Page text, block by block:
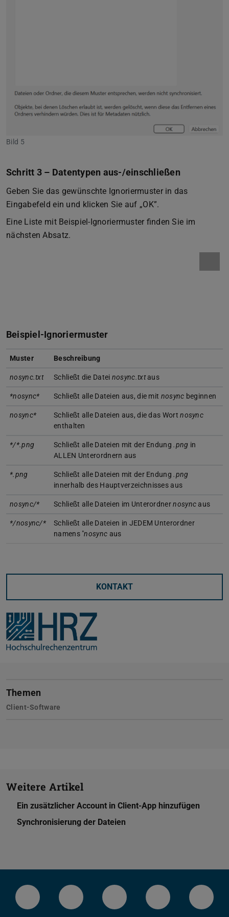
Bild 5
Schritt 3 – Datentypen aus-/einschließen
Geben Sie das gewünschte Ignoriermuster in das
Eingabefeld ein und klicken Sie auf „OK”.
Eine Liste mit Beispiel-Ignoriermuster finden Sie im
nächsten Absatz.
Beispiel-Ignoriermuster
Muster Beschreibung
nosync.txt Schließt die Datei nosync.txtaus
*nosync* Schließt alle Dateien aus, die mit nosync beginnen
nosync* Schließt alle Dateien aus, die das Wortnosync
enthalten
*/*.png Schließt alle Dateien mit der Endung .png in
ALLEN Unterordnern aus
*.png Schließt alle Dateien mit der Endung .png
innerhalb des Hauptverzeichnisses aus
nosync/* Schließt alle Dateien im Unterordnernosync aus
*/nosync/*
Schließt alle Dateien in JEDEM Unterordner
namens "nosync aus
KONTAKT
Themen
Client-Software
Weitere Artikel
Ein zusätzlicher Account in Client-App hinzufügen
Synchronisierung der Dateien
LinkedIn-Seite der TU Darmstadt
Instagram-Kanal der TU
Bluesky-Kanal der TU
Facebook-